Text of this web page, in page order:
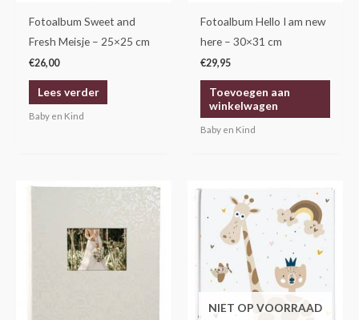
Fotoalbum Sweet and
Fresh Meisje – 25×25 cm
€26,00
Lees verder
Baby en Kind
Fotoalbum Hello I am new
here – 30×31 cm
€29,95
Toevoegen aan
winkelwagen
Baby en Kind
NIET OP VOORRAAD